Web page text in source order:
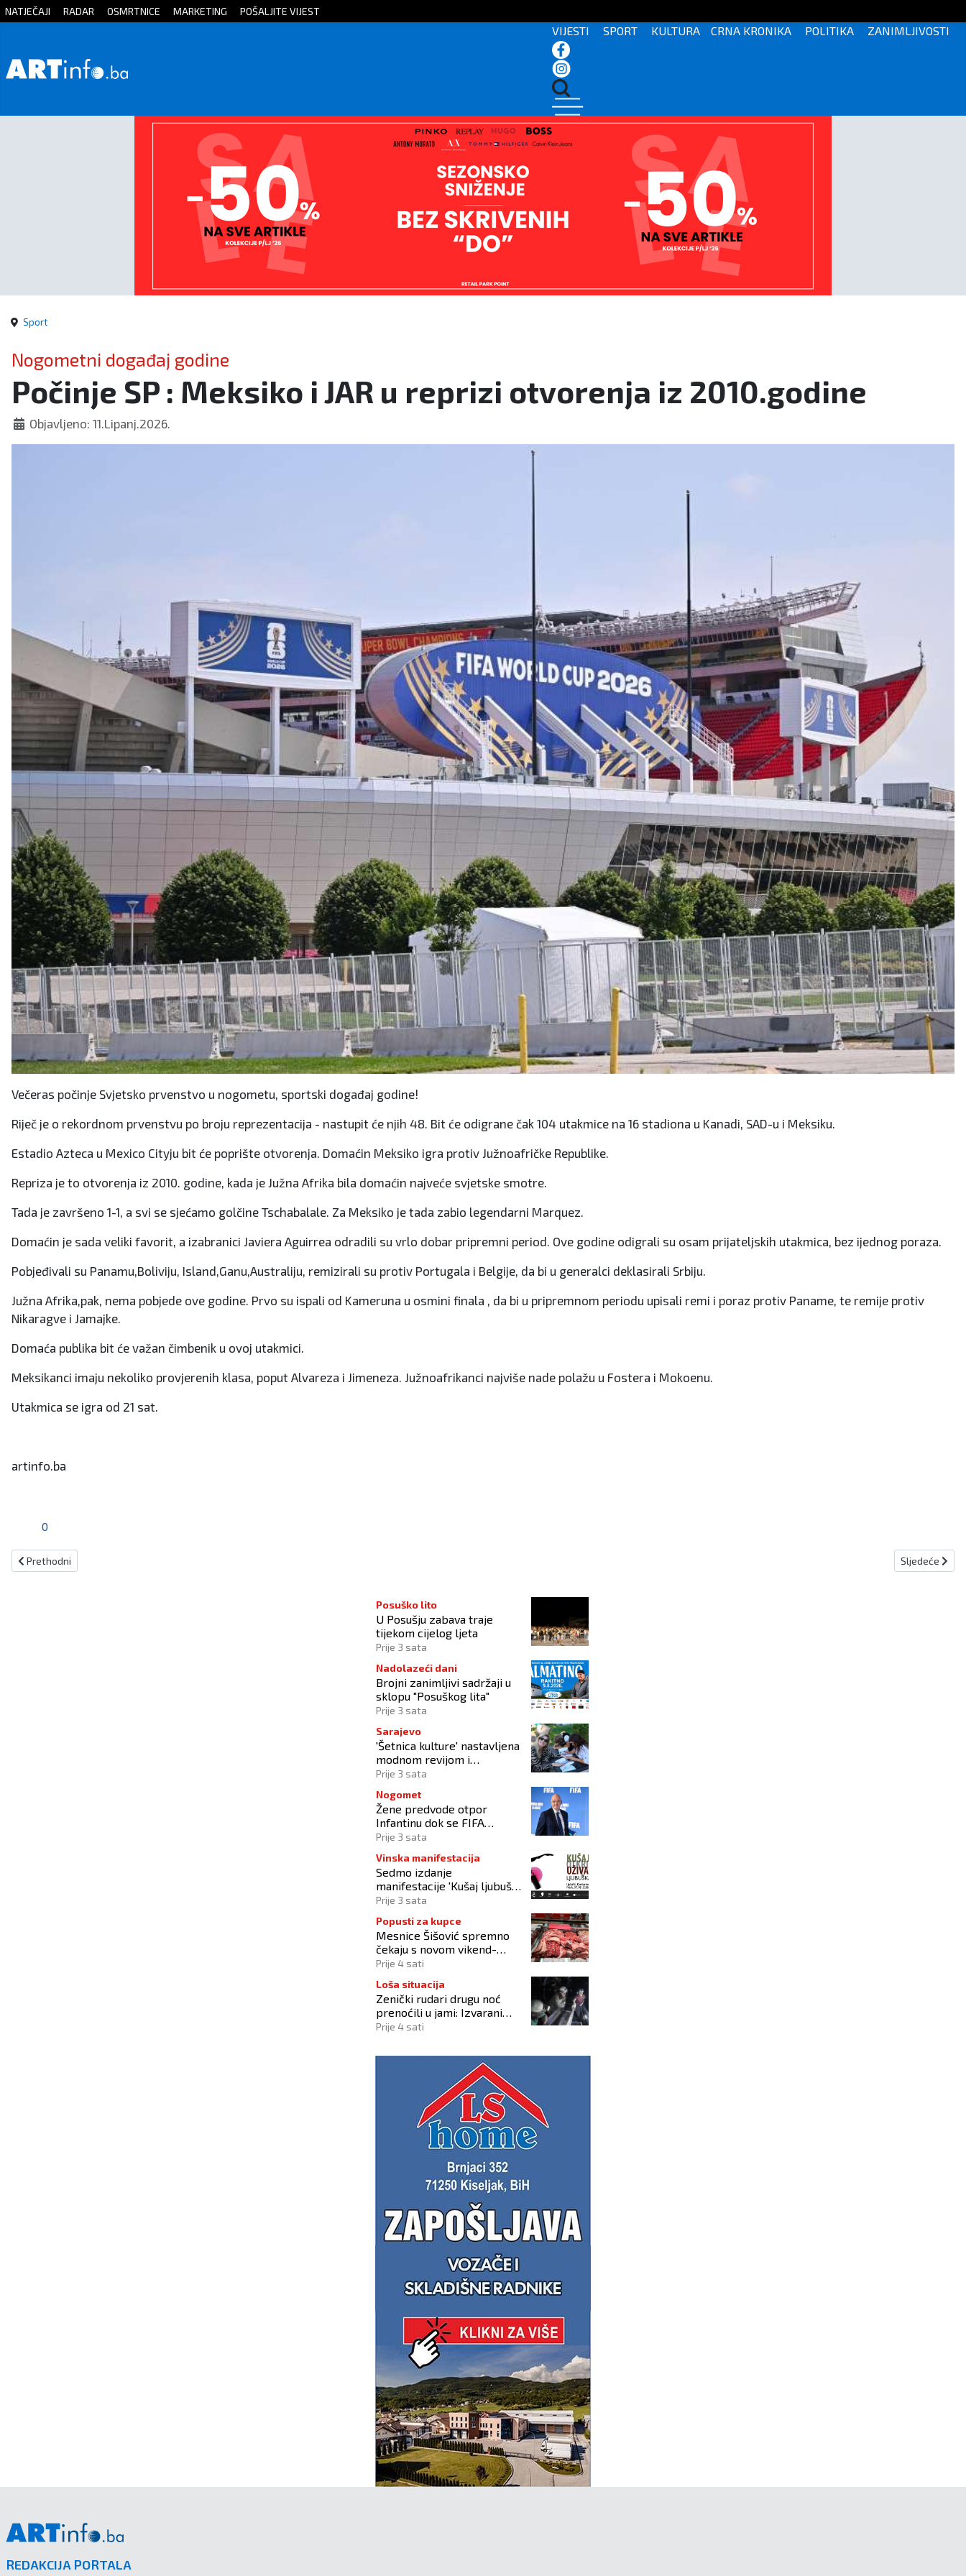
Početna
Zanimljivosti
NATJEČAJI RADAR OSMRTNICE MARKETING POŠALJITE VIJEST
VIJESTI SPORT KULTURA CRNA KRONIKA POLITIKA ZANIMLJIVOSTI
Sport
Nogometni događaj godine
Počinje SP : Meksiko i JAR u reprizi otvorenja iz 2010.godine
Objavljeno: 11.Lipanj.2026.
Večeras počinje Svjetsko prvenstvo u nogometu, sportski događaj godine!
Riječ je o rekordnom prvenstvu po broju reprezentacija - nastupit će njih 48. Bit će odigrane čak 104 utakmice na 16 stadiona u Kanadi, SAD-u i Meksiku.
Estadio Azteca u Mexico Cityju bit će poprište otvorenja. Domaćin Meksiko igra protiv Južnoafričke Republike.
Repriza je to otvorenja iz 2010. godine, kada je Južna Afrika bila domaćin najveće svjetske smotre.
Tada je završeno 1-1, a svi se sjećamo golčine Tschabalale. Za Meksiko je tada zabio legendarni Marquez.
Domaćin je sada veliki favorit, a izabranici Javiera Aguirrea odradili su vrlo dobar pripremni period. Ove godine odigrali su osam prijateljskih utakmica, bez ijednog poraza.
Pobjeđivali su Panamu,Boliviju, Island,Ganu,Australiju, remizirali su protiv Portugala i Belgije, da bi u generalci deklasirali Srbiju.
Južna Afrika,pak, nema pobjede ove godine. Prvo su ispali od Kameruna u osmini finala , da bi u pripremnom periodu upisali remi i poraz protiv Paname, te remije protiv
Nikaragve i Jamajke.
Domaća publika bit će važan čimbenik u ovoj utakmici.
Meksikanci imaju nekoliko provjerenih klasa, poput Alvareza i Jimeneza. Južnoafrikanci najviše nade polažu u Fostera i Mokoenu.
Utakmica se igra od 21 sat.
artinfo.ba
0
Prethodni članak: Svi mečevi odgođeni za petak
Prethodni Sljedeći
Sljedeće
Posuško lito
U Posušju zabava traje
tijekom cijelog ljeta
Prije 3 sata
Nadolazeći dani
Brojni zanimljivi sadržaji u
sklopu "Posuškog lita"
Prije 3 sata
Sarajevo
'Šetnica kulture' nastavljena
modnom revijom i
predstavljanjem kozmetike
Prije 3 sata
Nogomet
Žene predvode otpor
Infantinu dok se FIFA
suočava s krizom
Prije 3 sata
Vinska manifestacija
Sedmo izdanje
manifestacije 'Kušaj ljubuška
vina' donosi vrhunska vina,
Prije 3 sata
Popusti za kupce
Mesnice Šišović spremno
čekaju s novom vikend-
akcijom!
Prije 4 sati
Loša situacija
Zenički rudari drugu noć
prenoćili u jami: Izvarani
smo, više nikome ne
Prije 4 sati
REDAKCIJA PORTALA